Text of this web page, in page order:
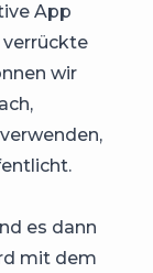
App
verrückte
wir
es dann
mit dem